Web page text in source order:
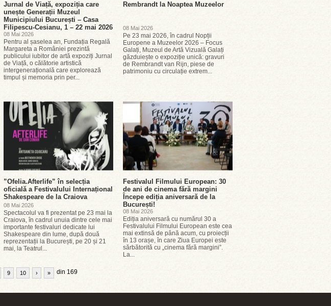
Jurnal de Viață, expoziția care
unește Generații Muzeul
Municipiului București – Casa
Filipescu-Cesianu, 1 – 22 mai 2026
08 Mai 2026
Pentru al șaselea an, Fundația Regală
Margareta a României prezintă
publicului iubitor de artă expoziți Jurnal
de Viață, o călătorie artistică
intergenerațională care explorează
timpul și memoria prin per...
Rembrandt la Noaptea Muzeelor
08 Mai 2026
Pe 23 mai 2026, în cadrul Nopții
Europene a Muzeelor 2026 – Focus
Galați, Muzeul de Artă Vizuală Galați
găzduiește o expoziție unică: gravuri
de Rembrandt van Rijn, piese de
patrimoniu cu circulație extrem...
”Ofelia.Afterlife” în selecția
oficială a Festivalului Internațional
Shakespeare de la Craiova
08 Mai 2026
Spectacolul va fi prezentat pe 23 mai la
Craiova, în cadrul unuia dintre cele mai
importante festivaluri dedicate lui
Shakespeare din lume, după două
reprezentații la București, pe 20 și 21
mai, la Teatrul...
Festivalul Filmului European: 30
de ani de cinema fără margini
Începe ediția aniversară de la
București!
08 Mai 2026
Ediția aniversară cu numărul 30 a
Festivalului Filmului European este cea
mai extinsă de până acum, cu proiecții
în 13 orașe, în care Ziua Europei este
sărbătorită cu „cinema fără margini”.
La...
9 10 din 169
› »